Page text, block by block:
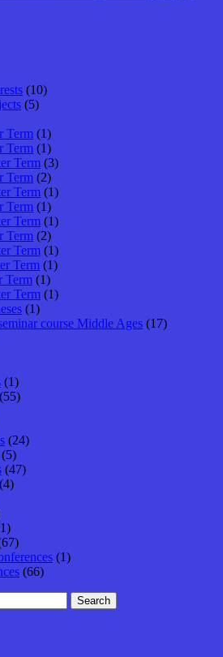
(10)
(5)
Term (1)
Term (1)
Term (3)
Term (2)
Term (1)
Term (1)
Term (1)
Term (2)
Term (1)
Term (1)
Term (1)
Term (1)
(1)
course Middle Ages (17)
(1)
(55)
(24)
(5)
(47)
(4)
(1)
(66)